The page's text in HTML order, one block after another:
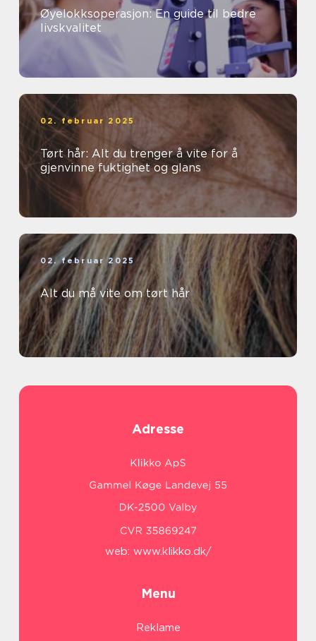
Øyelokksoperasjon: En guide til bedre
livskvalitet
02. februar 2025
Tørt hår: Alt du trenger å vite for å
gjenvinne fuktighet og glans
02. februar 2025
Alt du må vite om tørt hår
Adresse
web: www.klikko.dk/
Menu
Reklame